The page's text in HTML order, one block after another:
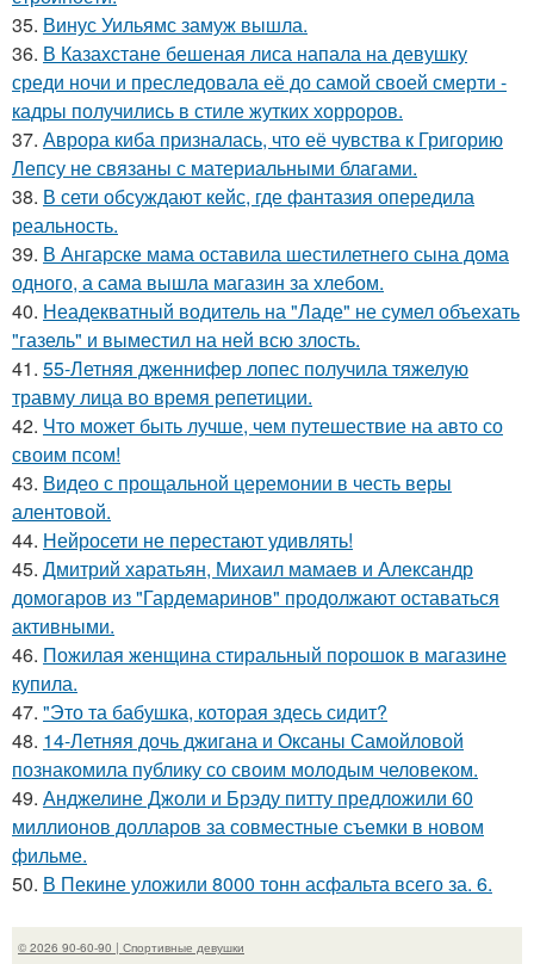
35. Винус Уильямс замуж вышла.
36. В Казахстане бешеная лиса напала на девушку
среди ночи и преследовала её до самой своей смерти -
кадры получились в стиле жутких хорроров.
37. Аврора киба призналась, что её чувства к Григорию
Лепсу не связаны с материальными благами.
38. В сети обсуждают кейс, где фантазия опередила
реальность.
39. В Ангарске мама оставила шестилетнего сына дома
одного, а сама вышла магазин за хлебом.
40. Неадекватный водитель на "Ладе" не сумел объехать
"газель" и выместил на ней всю злость.
41. 55-Летняя дженнифер лопес получила тяжелую
травму лица во время репетиции.
42. Что может быть лучше, чем путешествие на авто со
своим псом!
43. Видео с прощальной церемонии в честь веры
алентовой.
44. Нейросети не перестают удивлять!
45. Дмитрий харатьян, Михаил мамаев и Александр
домогаров из "Гардемаринов" продолжают оставаться
активными.
46. Пожилая женщина стиральный порошок в магазине
купила.
47. "Это та бабушка, которая здесь сидит?
48. 14-Летняя дочь джигана и Оксаны Самойловой
познакомила публику со своим молодым человеком.
49. Анджелине Джоли и Брэду питту предложили 60
миллионов долларов за совместные съемки в новом
фильме.
50. В Пекине уложили 8000 тонн асфальта всего за. 6.
© 2026 90-60-90 | Спортивные девушки